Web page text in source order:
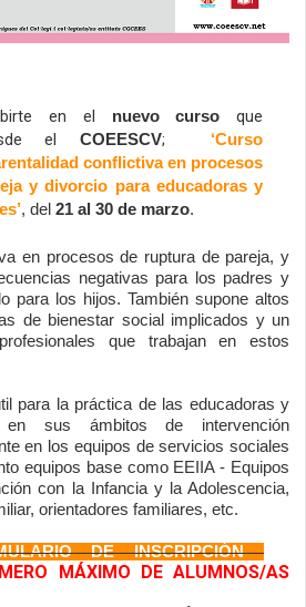
en el nuevo curso que
el COEESCV;
‘Curso
conflictiva en procesos
y divorcio para educadoras y
, del 21 al 30 de marzo.
en procesos de ruptura de pareja, y
negativas para los padres y
para los hijos. También supone altos
de bienestar social implicados y un
que trabajan en estos
para la práctica de las educadoras y
en sus ámbitos de intervención
en los equipos de servicios sociales
equipos base como EEIIA - Equipos
con la Infancia y la Adolescencia,
orientadores familiares, etc.
DE INSCRIPCIÓN
MÁXIMO DE ALUMNOS/AS